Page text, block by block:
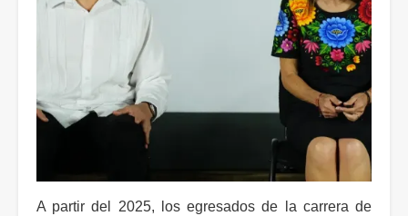
A partir del 2025, los egresados de la carrera de